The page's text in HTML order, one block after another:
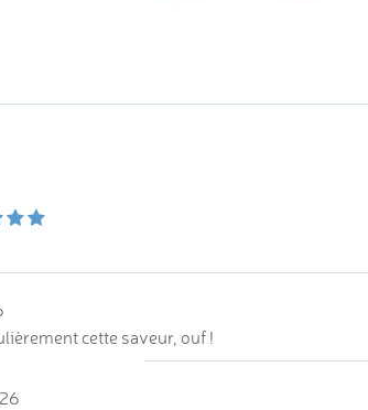
cette saveur, ouf !